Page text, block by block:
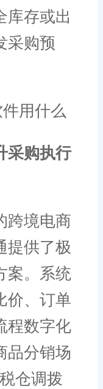
库存或出
采购预
采购执行
境电商
提供了极
案。系统
价、订单
程数字化
品分销场
仓调拨